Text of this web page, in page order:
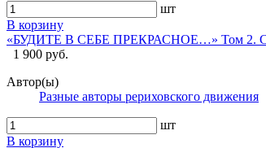
шт
В корзину
«БУДИТЕ В СЕБЕ ПРЕКРАСНОЕ…» Том 2.
1 900 руб.
Автор(ы)
Разные авторы рериховского движения
шт
В корзину